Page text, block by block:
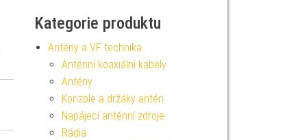
Kategorie produktu
Antény a VF technika
Anténní koaxiální kabely
Antény
Konzole a držáky antén
Napájecí anténní zdroje
Rádia